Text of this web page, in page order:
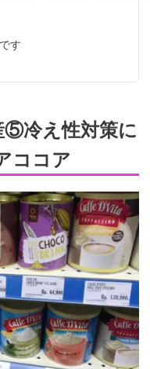
す
冷え性対策に
ココア